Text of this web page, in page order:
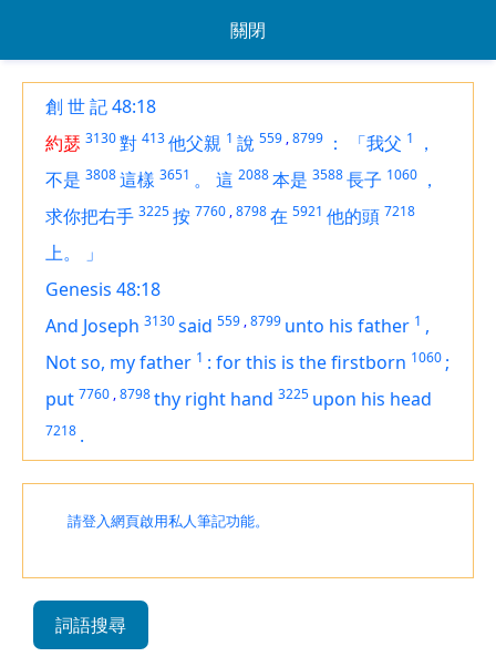
關閉
創 世 記 48:18
約瑟 3130對 413他父親 1 說 559 ,8799 ： 「我父 1
，
不是 3808這樣 3651 。 這 2088本是 3588長子 1060 ，
求你把右手 3225按 7760 ,8798在 5921 他的頭 7218
上。
」
Genesis 48:18
And Joseph 3130said 559 ,8799 unto his father 1 ,
Not so, my father 1 : for this is the firstborn 1060 ;
put 7760 ,8798thy right hand 3225 upon his head
7218 .
請登入網頁啟用私人筆記功能。
詞語搜尋